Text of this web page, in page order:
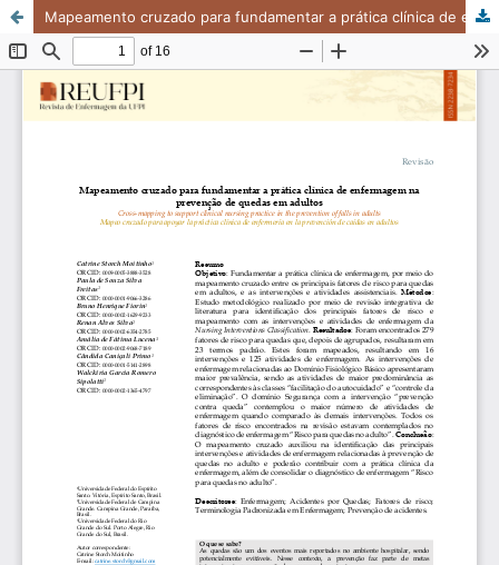
Mapeamento cruzado para fundamentar a prática clínica de enfermagem na prevenção de quedas em adultos